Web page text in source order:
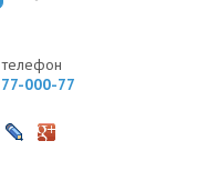
телефон
000-77